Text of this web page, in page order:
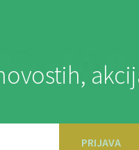
PRIJAVA